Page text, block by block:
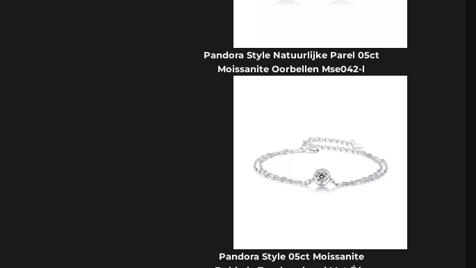
Pandora Style Natuurlijke Parel 05ct
Moissanite Oorbellen Mse042-l
Pandora Style 05ct Moissanite